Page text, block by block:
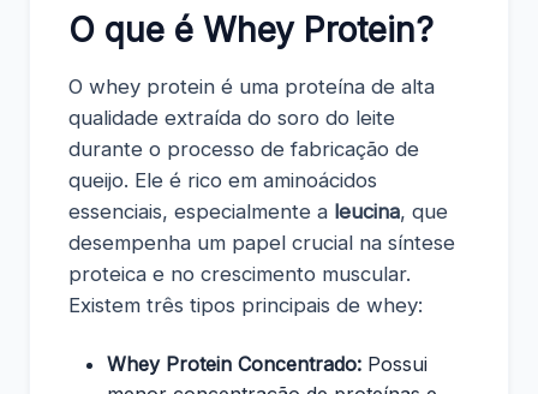
O que é Whey Protein?
O whey protein é uma proteína de alta
qualidade extraída do soro do leite
durante o processo de fabricação de
queijo. Ele é rico em aminoácidos
essenciais, especialmente a leucina, que
desempenha um papel crucial na síntese
proteica e no crescimento muscular.
Existem três tipos principais de whey:
Whey Protein Concentrado: Possui